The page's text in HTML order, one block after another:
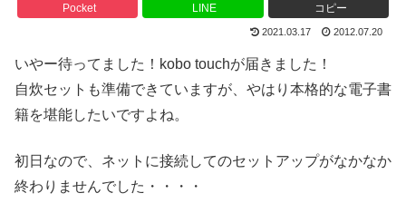
Pocket LINE コピー
2021.03.17 2012.07.20
いやー待ってました！kobo touchが届きました！
自炊セットも準備できていますが、やはり本格的な電子書
籍を堪能したいですよね。
初日なので、ネットに接続してのセットアップがなかなか
終わりませんでした・・・・